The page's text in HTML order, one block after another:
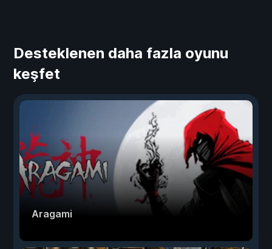
Desteklenen daha fazla oyunu
keşfet
Aragami